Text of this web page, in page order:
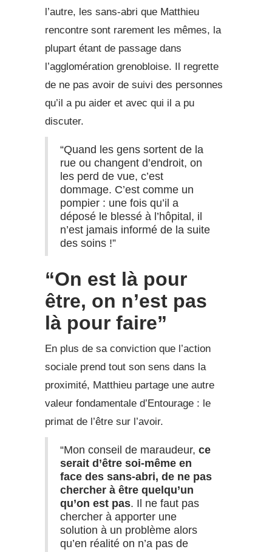
l’autre, les sans-abri que Matthieu
rencontre sont rarement les mêmes, la
plupart étant de passage dans
l’agglomération grenobloise. Il regrette
de ne pas avoir de suivi des personnes
qu’il a pu aider et avec qui il a pu
discuter.
“Quand les gens sortent de la
rue ou changent d’endroit, on
les perd de vue, c’est
dommage. C’est comme un
pompier : une fois qu’il a
déposé le blessé à l’hôpital, il
n’est jamais informé de la suite
des soins !”
“On est là pour
être, on n’est pas
là pour faire”
En plus de sa conviction que l’action
sociale prend tout son sens dans la
proximité, Matthieu partage une autre
valeur fondamentale d’Entourage : le
primat de l’être sur l’avoir.
“Mon conseil de maraudeur, ce
serait d’être soi-même en
face des sans-abri, de ne pas
chercher à être quelqu’un
qu’on est pas. Il ne faut pas
chercher à apporter une
solution à un problème alors
qu’en réalité on n’a pas de